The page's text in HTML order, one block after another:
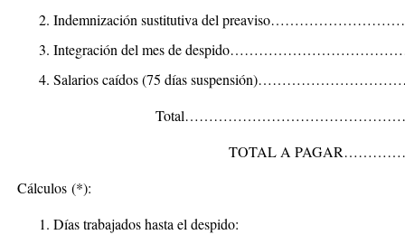
Indemnización sustitutiva del
Integración del mes de
Salarios caídos (75 días
Total………………………………………………..$
TOTAL A
Cálculos (*):
Días trabajados hasta el despido: